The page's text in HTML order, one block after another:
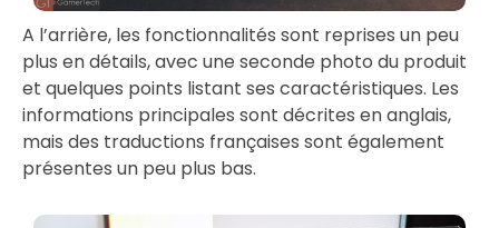
A l’arrière, les fonctionnalités sont reprises un peu
plus en détails, avec une seconde photo du produit
et quelques points listant ses caractéristiques. Les
informations principales sont décrites en anglais,
mais des traductions françaises sont également
présentes un peu plus bas.